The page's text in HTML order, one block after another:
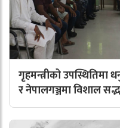
गृहमन्त्रीको
र नेपालगञ्जमा विशाल